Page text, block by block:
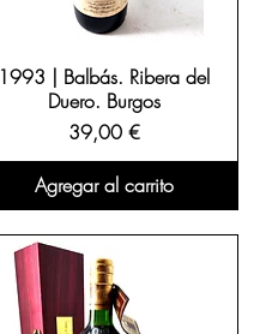
1993 | Balbás. Ribera del
Duero. Burgos
Precio
39,00 €
Agregar al carrito